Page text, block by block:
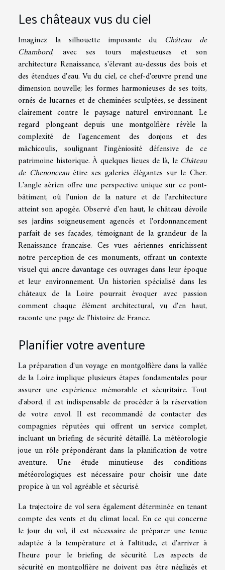
Les châteaux vus du ciel
Imaginez la silhouette imposante du Château de
Chambord, avec ses tours majestueuses et son
architecture Renaissance, s'élevant au-dessus des bois et
des étendues d'eau. Vu du ciel, ce chef-d'œuvre prend une
dimension nouvelle; les formes harmonieuses de ses toits,
ornés de lucarnes et de cheminées sculptées, se dessinent
clairement contre le paysage naturel environnant. Le
regard plongeant depuis une montgolfière révèle la
complexité de l'agencement des donjons et des
mâchicoulis, soulignant l'ingéniosité défensive de ce
patrimoine historique. À quelques lieues de là, le Château
de Chenonceauétire ses galeries élégantes sur le Cher.
L'angle aérien offre une perspective unique sur ce pont-
bâtiment, où l'union de la nature et de l'architecture
atteint son apogée. Observé d'en haut, le château dévoile
ses jardins soigneusement agencés et l'ordonnancement
parfait de ses façades, témoignant de la grandeur de la
Renaissance française. Ces vues aériennes enrichissent
notre perception de ces monuments, offrant un contexte
visuel qui ancre davantage ces ouvrages dans leur époque
et leur environnement. Un historien spécialisé dans les
châteaux de la Loire pourrait évoquer avec passion
comment chaque élément architectural, vu d'en haut,
raconte une page de l'histoire de France.
Planifier votre aventure
La préparation d'un voyage en montgolfière dans la vallée
de la Loire implique plusieurs étapes fondamentales pour
assurer une expérience mémorable et sécuritaire. Tout
d'abord, il est indispensable de procéder à la réservation
de votre envol. Il est recommandé de contacter des
compagnies réputées qui offrent un service complet,
incluant un briefing de sécurité détaillé. La météorologie
joue un rôle prépondérant dans la planification de votre
aventure. Une étude minutieuse des conditions
météorologiques est nécessaire pour choisir une date
propice à un vol agréable et sécurisé.
La trajectoire de vol sera également déterminée en tenant
compte des vents et du climat local. En ce qui concerne
le jour du vol, il est nécessaire de préparer une tenue
adaptée à la température et à l'altitude, et d'arriver à
l'heure pour le briefing de sécurité. Les aspects de